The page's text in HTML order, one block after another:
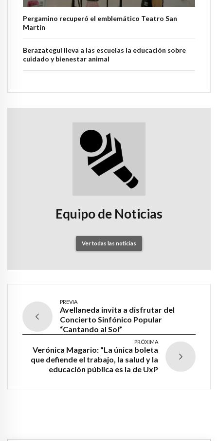
Pergamino recuperó el emblemático Teatro San
Martín
Berazategui lleva a las escuelas la educación sobre
cuidado y bienestar animal
Equipo de Noticias
Ver todas las noticias
PREVIA
Avellaneda invita a disfrutar del
Concierto Sinfónico Popular
“Cantando al Sol”
PRÓXIMA
Verónica Magario: "La única boleta
que defiende el trabajo, la salud y la
educación pública es la de UxP